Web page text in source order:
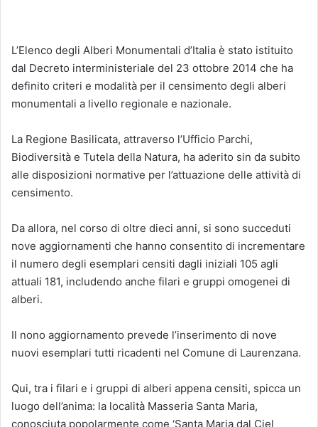
L’Elenco degli Alberi Monumentali d’Italia è stato istituito
dal Decreto interministeriale del 23 ottobre 2014 che ha
definito criteri e modalità per il censimento degli alberi
monumentali a livello regionale e nazionale.
La Regione Basilicata, attraverso l’Ufficio Parchi,
Biodiversità e Tutela della Natura, ha aderito sin da subito
alle disposizioni normative per l’attuazione delle attività di
censimento.
Da allora, nel corso di oltre dieci anni, si sono succeduti
nove aggiornamenti che hanno consentito di incrementare
il numero degli esemplari censiti dagli iniziali 105 agli
attuali 181, includendo anche filari e gruppi omogenei di
alberi.
Il nono aggiornamento prevede l’inserimento di nove
nuovi esemplari tutti ricadenti nel Comune di Laurenzana.
Qui, tra i filari e i gruppi di alberi appena censiti, spicca un
luogo dell’anima: la località Masseria Santa Maria,
conosciuta popolarmente come ‘Santa Maria dal Ciel